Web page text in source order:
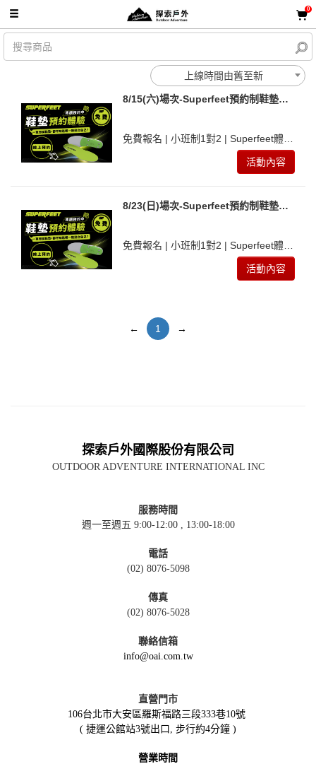
0
上線時間由舊至新
8/15(六)場次-Superfeet預約制鞋墊體
免費報名 | 小班制1對2 | Superfeet體驗
活動內容
8/23(日)場次-Superfeet預約制鞋墊體
免費報名 | 小班制1對2 | Superfeet體驗
活動內容
← 1 →
探索戶外國際股份有限公司
OUTDOOR ADVENTURE INTERNATIONAL INC
服務時間
週一至週五 9:00-12:00 , 13:00-18:00
電話
(02) 8076-5098
傳真
(02) 8076-5028
聯絡信箱
info@oai.com.tw
直營門市
106台北市大安區羅斯福路三段333巷10號
( 捷運公館站3號出口, 步行約4分鐘 )
營業時間